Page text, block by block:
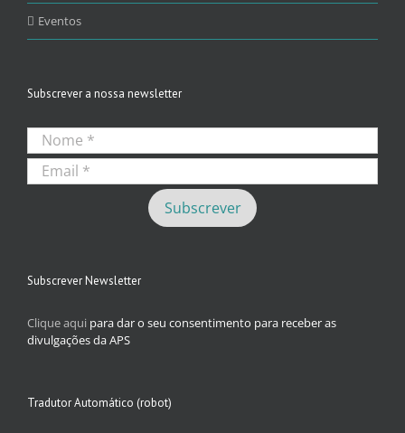
Eventos
Subscrever a nossa newsletter
Subscrever Newsletter
Clique aqui para dar o seu consentimento para receber as
divulgações da APS
Tradutor Automático (robot)